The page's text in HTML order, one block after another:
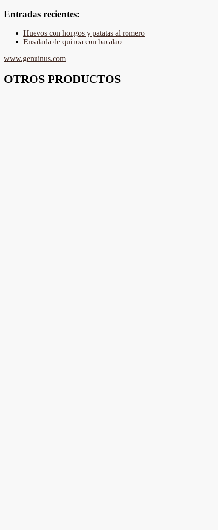
Entradas recientes:
Huevos con hongos y patatas al romero
Ensalada de quinoa con bacalao
www.genuinus.com
OTROS PRODUCTOS